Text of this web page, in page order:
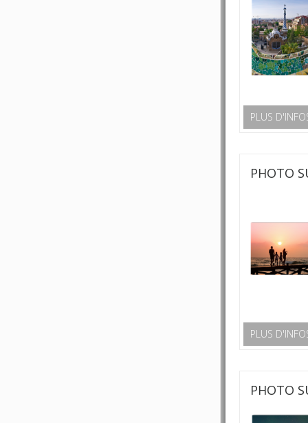
PLUS
PHOTO
PLUS
PHOTO